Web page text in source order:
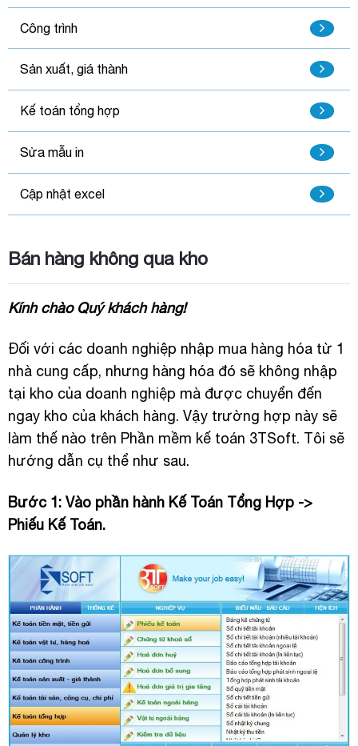
Công trình
Sản xuất, giá thành
Kế toán tổng hợp
Sửa mẫu in
Cập nhật excel
Bán hàng không qua kho
Kính chào Quý khách hàng!
Đối với các doanh nghiệp nhập mua hàng hóa từ 1
nhà cung cấp, nhưng hàng hóa đó sẽ không nhập
tại kho của doanh nghiệp mà được chuyển đến
ngay kho của khách hàng. Vậy trường hợp này sẽ
làm thế nào trên Phần mềm kế toán 3TSoft. Tôi sẽ
hướng dẫn cụ thể như sau.
Bước 1: Vào phần hành Kế Toán Tổng Hợp ->
Phiếu Kế Toán.